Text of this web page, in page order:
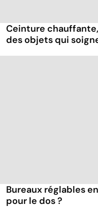
Ceinture
des objets qui
Bureaux réglables
pour le dos ?